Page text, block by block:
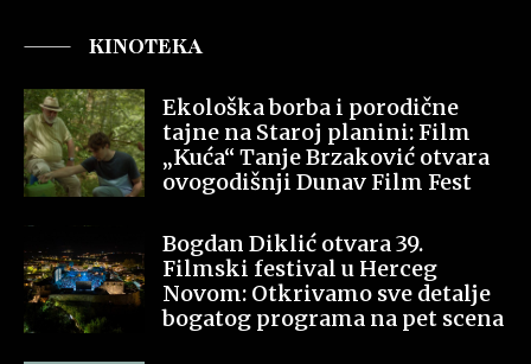
KINOTEKA
Ekološka borba i porodične
tajne na Staroj planini: Film
„Kuća“ Tanje Brzaković otvara
ovogodišnji Dunav Film Fest
Bogdan Diklić otvara 39.
Filmski festival u Herceg
Novom: Otkrivamo sve detalje
bogatog programa na pet scena